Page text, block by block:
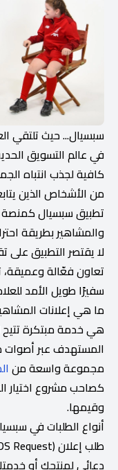
سبسيال... حيث تلتقي
في عالم التسويق
كافية لجذب انتباه
من الأشخاص الذين
تطبيق سبسيال كمنصة
والمشاهير بطريقة
لا يقتصر التطبيق
تعاون فعّالة وعميقة،
سفيرًا طويل الأمد
ما هي إعلانات
هي خدمة مبتكرة تتيح
المستهدف عبر أصوات
مجموعة واسعة من
كصاحب مشروع اختيار
وقيمها.
أنواع الطلبات في
دعائي لمنتجك أو